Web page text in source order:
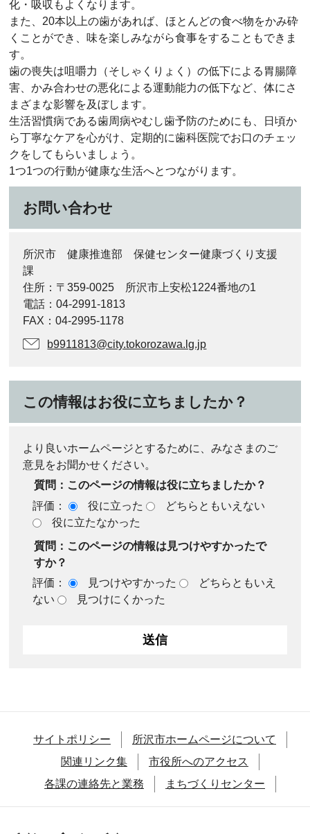
化・吸収もよくなります。
また、20本以上の歯があれば、ほとんどの食べ物をかみ砕
くことができ、味を楽しみながら食事をすることもできま
す。
歯の喪失は咀嚼力（そしゃくりょく）の低下による胃腸障
害、かみ合わせの悪化による運動能力の低下など、体にさ
まざまな影響を及ぼします。
生活習慣病である歯周病やむし歯予防のためにも、日頃か
ら丁寧なケアを心がけ、定期的に歯科医院でお口のチェッ
クをしてもらいましょう。
1つ1つの行動が健康な生活へとつながります。
お問い合わせ
所沢市 健康推進部 保健センター健康づくり支援
課
住所：〒359-0025 所沢市上安松1224番地の1
電話：04-2991-1813
FAX：04-2995-1178
b9911813@city.tokorozawa.lg.jp
この情報はお役に立ちましたか？
より良いホームページとするために、みなさまのご
意見をお聞かせください。
質問：このページの情報は役に立ちましたか？
評価：
役に立った
どちらともいえない
役に立たなかった
質問：このページの情報は見つけやすかったで
すか？
評価：
見つけやすかった
どちらともいえ
ない
見つけにくかった
サイトポリシー
所沢市ホームページについて
関連リンク集
市役所へのアクセス
各課の連絡先と業務
まちづくりセンター